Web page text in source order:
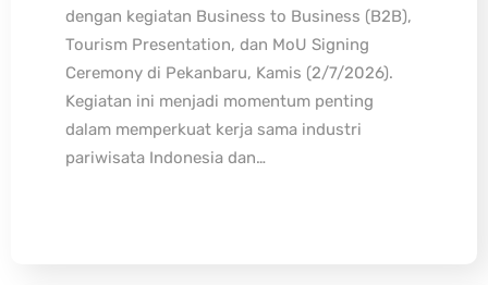
dengan kegiatan Business to Business (B2B),
Tourism Presentation, dan MoU Signing
Ceremony di Pekanbaru, Kamis (2/7/2026).
Kegiatan ini menjadi momentum penting
dalam memperkuat kerja sama industri
pariwisata Indonesia dan…